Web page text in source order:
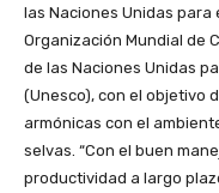
las Naciones Unidas para
Organización Mundial de
de las Naciones Unidas
(Unesco), con el objetivo
armónicas con el
selvas. “Con el buen
productividad a largo